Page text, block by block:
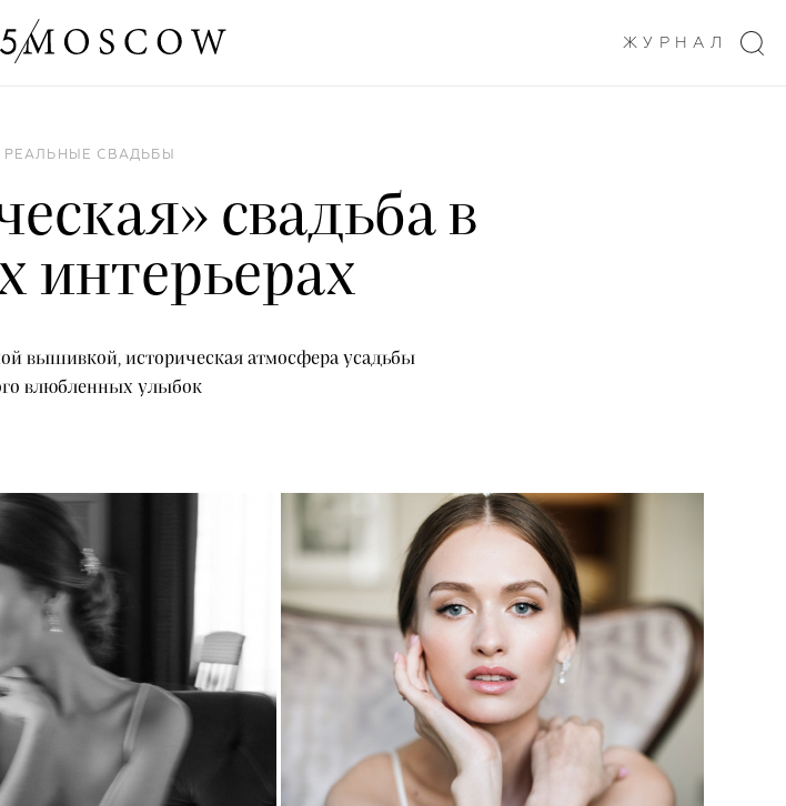
ЖУРНАЛ
РЕАЛЬНЫЕ СВАДЬБЫ
свадьба в
интерьерах
вышивкой, историческая атмосфера усадьбы
влюбленных улыбок